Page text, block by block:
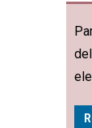
del